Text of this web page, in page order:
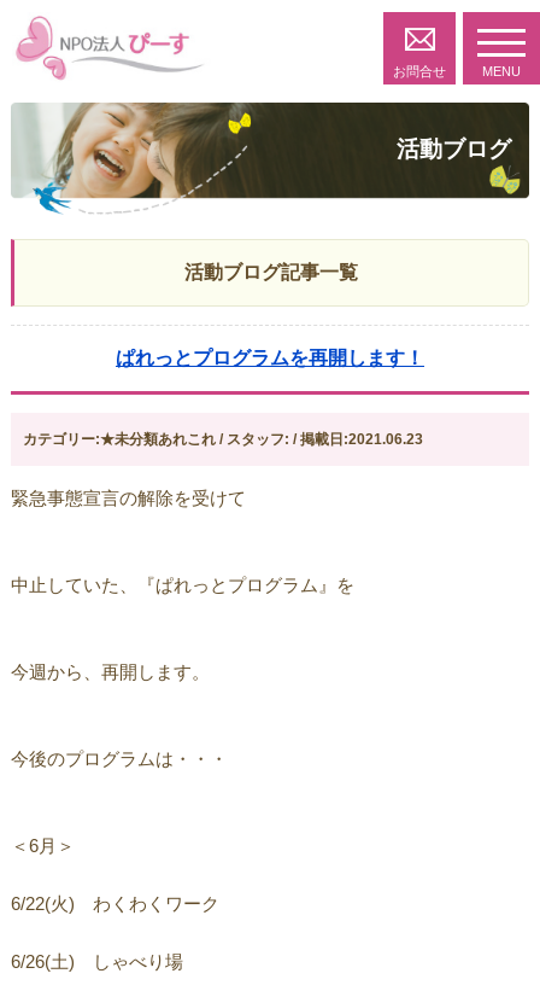
お問合せ MENU
活動ブログ
活動ブログ記事一覧
ぱれっとプログラムを再開します！
カテゴリー:★未分類あれこれ / スタッフ: / 掲載日:2021.06.23
緊急事態宣言の解除を受けて
中止していた、『ぱれっとプログラム』を
今週から、再開します。
今後のプログラムは・・・
＜6月＞
6/22(火) わくわくワーク
6/26(土) しゃべり場